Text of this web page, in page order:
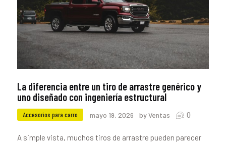
La diferencia entre un tiro de arrastre genérico y
uno diseñado con ingeniería estructural
Accesorios para carro mayo 19, 2026 by Ventas 0
A simple vista, muchos tiros de arrastre pueden parecer